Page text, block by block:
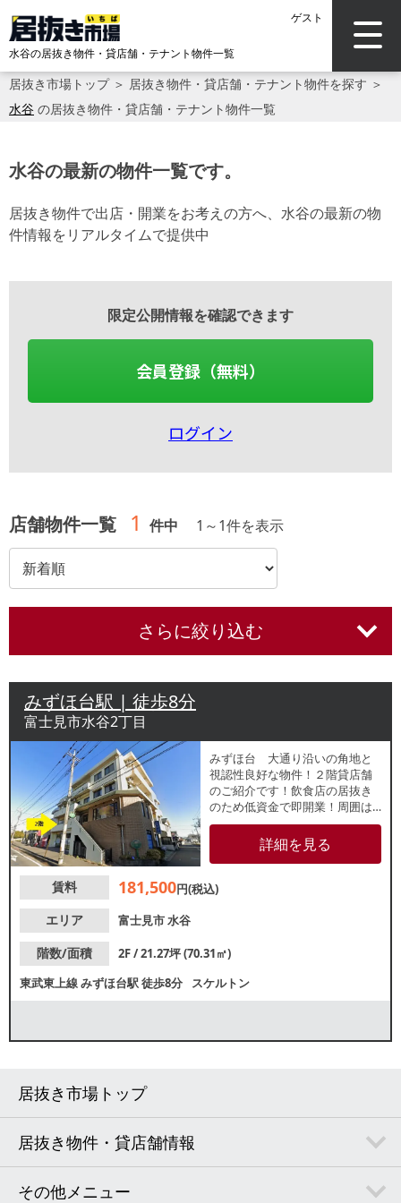
ゲスト
水谷の居抜き物件・貸店舗・テナント物件一覧
居抜き市場トップ＞ 居抜き物件・貸店舗・テナント物件を探す ＞
水谷 の居抜き物件・貸店舗・テナント物件一覧
水谷の最新の物件一覧です。
居抜き物件で出店・開業をお考えの方へ、水谷の最新の物
件情報をリアルタイムで提供中
限定公開情報を確認できます
会員登録（無料）
ログイン
店舗物件一覧 1 件中 1 ～1件を表示
さらに絞り込む
みずほ台駅 | 徒歩8分
富士見市水谷2丁目
みずほ台 大通り沿いの角地と
視認性良好な物件！２階貸店舗
のご紹介です！飲食店の居抜き
のため低資金で即開業！周囲は
住居の多いエリアで、地域住民
の方の集客が見込めます！
詳細を見る
賃料 181,500円(税込)
エリア
富士見市水谷
階数/面積
2F / 21.27坪 (70.31㎡)
東武東上線みずほ台駅徒歩8分 スケルトン
居抜き市場トップ
居抜き物件・貸店舗情報
その他メニュー